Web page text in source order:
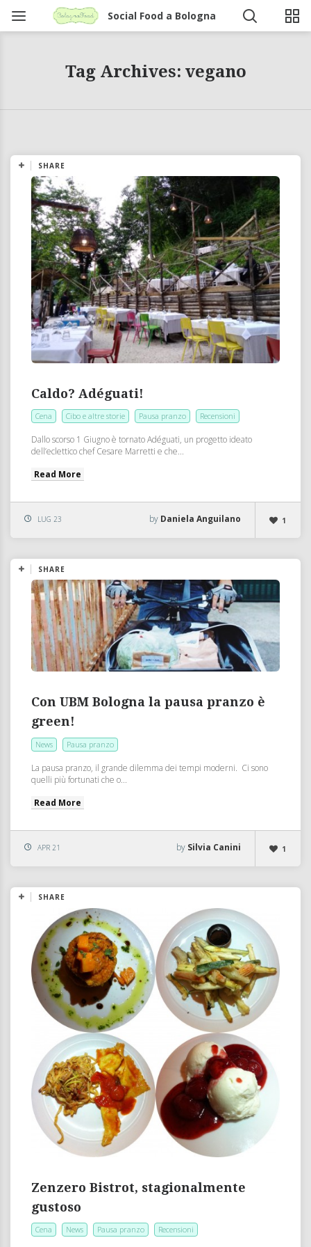
Social Food a Bologna
Tag Archives: vegano
SHARE
Caldo? Adéguati!
Cena Cibo e altre storie Pausa pranzo Recensioni
Dallo scorso 1 Giugno è tornato Adéguati, un progetto ideato
dell’eclettico chef Cesare Marretti e che...
Read More
LUG 23 1
by Daniela Anguilano
SHARE
Con UBM Bologna la pausa pranzo è
green!
News Pausa pranzo
La pausa pranzo, il grande dilemma dei tempi moderni. Ci sono
quelli più fortunati che o...
Read More
APR 21 1
by Silvia Canini
SHARE
Zenzero Bistrot, stagionalmente
gustoso
Cena News Pausa pranzo Recensioni